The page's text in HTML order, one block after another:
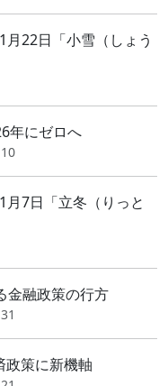
22日「小雪（しょう
年にゼロへ
7日「立冬（りっと
金融政策の行方
政策に新機軸